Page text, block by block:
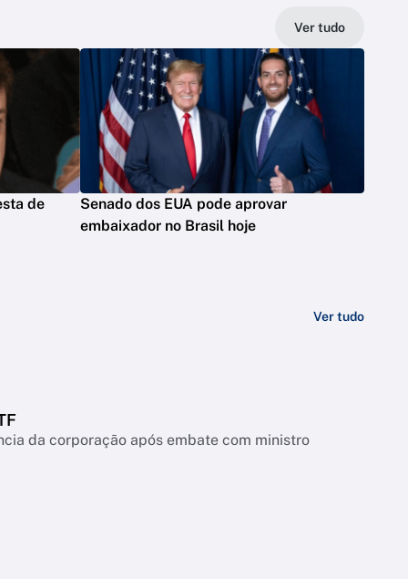
Ver tudo
de
Senado dos EUA pode aprovar
embaixador no Brasil hoje
Ver tudo
da corporação após embate com ministro